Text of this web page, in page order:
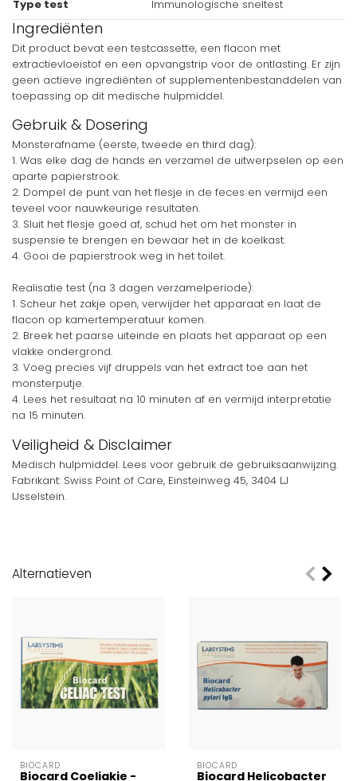
Type test
Immunologische sneltest
Ingrediënten
Dit product bevat een testcassette, een flacon met
extractievloeistof en een opvangstrip voor de ontlasting. Er zijn
geen actieve ingrediënten of supplementenbestanddelen van
toepassing op dit medische hulpmiddel.
Gebruik & Dosering
Monsterafname (eerste, tweede en third dag):
1. Was elke dag de hands en verzamel de uitwerpselen op een
aparte papierstrook.
2. Dompel de punt van het flesje in de feces en vermijd een
teveel voor nauwkeurige resultaten.
3. Sluit het flesje goed af, schud het om het monster in
suspensie te brengen en bewaar het in de koelkast.
4. Gooi de papierstrook weg in het toilet.
Realisatie test (na 3 dagen verzamelperiode):
1. Scheur het zakje open, verwijder het apparaat en laat de
flacon op kamertemperatuur komen.
2. Breek het paarse uiteinde en plaats het apparaat op een
vlakke ondergrond.
3. Voeg precies vijf druppels van het extract toe aan het
monsterputje.
4. Lees het resultaat na 10 minuten af en vermijd interpretatie
na 15 minuten.
Veiligheid & Disclaimer
Medisch hulpmiddel. Lees voor gebruik de gebruiksaanwijzing.
Fabrikant: Swiss Point of Care, Einsteinweg 45, 3404 LJ
IJsselstein.
Alternatieven
BIOCARD
Biocard Coeliakie -
BIOCARD
Biocard Helicobacter